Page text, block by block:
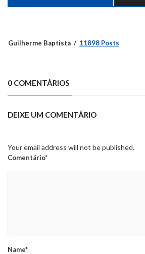
Guilherme Baptista 11898 Posts
0 COMENTÁRIOS
DEIXE UM COMENTÁRIO
Your email address will not be published.
Comentário*
Name*